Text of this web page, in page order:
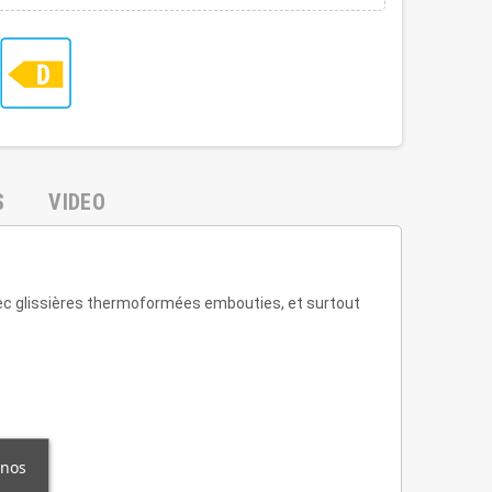
VIDEO
glissières thermoformées embouties, et surtout